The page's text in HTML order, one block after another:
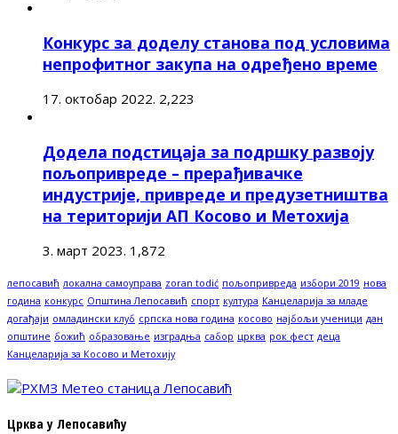
Конкурс за доделу станова под условима
непрофитног закупа на одређено време
17. октобар 2022. 2,223
Додела подстицаја за подршку развоју
пољопривреде – прерађивачке
индустрије, привреде и предузетништва
на територији АП Косово и Метохија
3. март 2023. 1,872
лепосавић локална самоуправа zoran todić пољопривреда избори 2019 нова
година конкурс Општина Лепосавић спорт култура Канцеларија за младе
догађаји омладински клуб српска нова година косово најбољи ученици дан
општине божић образовање изградња сабор црква рок фест деца
Канцеларија за Косово и Метохију
Црква у Лепосавићу